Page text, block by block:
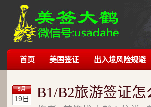
首页 美国签证 出入境风险规避
9月
19日 B1/B2旅游签证